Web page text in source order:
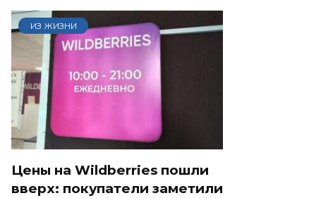
ИЗ ЖИЗНИ
Цены на Wildberries пошли
вверх: покупатели заметили